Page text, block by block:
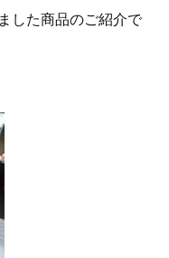
した商品のご紹介で